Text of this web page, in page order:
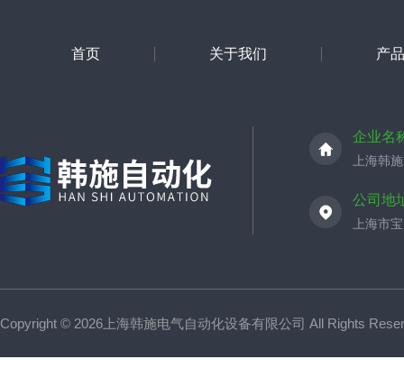
首页 关于我们 产
企业名
上海韩
公司地
上海市
Copyright © 2026上海韩施电气自动化设备有限公司 All Rights